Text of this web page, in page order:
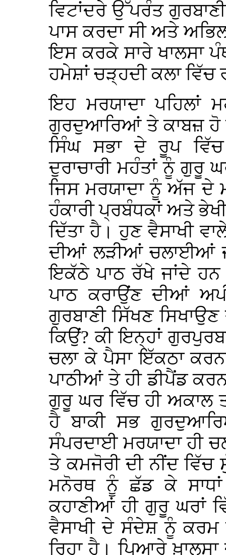
ਵਿਟਾਂਦਰੇ ਉੱਪਰੰਤ
ਪਾਸ ਕਰਦਾ ਸੀ ਅਤੇ
ਇਸ ਕਰਕੇ ਸਾਰੇ ਖਾਲਸਾ
ਹਮੇਸ਼ਾਂ ਚੜ੍ਹਦੀ ਕਲਾ ਵਿੱਚ
ਇਹ ਮਰਯਾਦਾ ਪਹਿਲਾਂ
ਗੁਰਦੁਆਰਿਆਂ ਤੇ ਕਾਬਜ਼ ਹੋ
ਸਿੰਘ ਸਭਾ ਦੇ ਰੂਪ ਵਿੱਚ
ਦੁਰਾਚਾਰੀ ਮਹੰਤਾਂ ਨੂੰ ਗੁਰੂ
ਜਿਸ ਮਰਯਾਦਾ ਨੂੰ ਅੱਜ ਦੇ
ਹੰਕਾਰੀ ਪ੍ਰਬੰਧਕਾਂ ਅਤੇ
ਦਿੱਤਾ ਹੈ। ਹੁਣ ਵੈਸਾਖੀ
ਦੀਆਂ ਲੜੀਆਂ ਚਲਾਈਆਂ
ਇਕੱਠੇ ਪਾਠ ਰੱਖੇ ਜਾਂਦੇ
ਪਾਠ ਕਰਾਉਂਣ ਦੀਆਂ
ਗੁਰਬਾਣੀ ਸਿੱਖਣ
ਕਿਉਂ? ਕੀ ਇਨ੍ਹਾਂ
ਚਲਾ ਕੇ ਪੈਸਾ ਇੱਕਠਾ
ਪਾਠੀਆਂ ਤੇ ਹੀ ਡੀਪੈਂਡ
ਗੁਰੂ ਘਰ ਵਿੱਚ ਹੀ ਅਕਾਲ
ਹੈ ਬਾਕੀ ਸਭ
ਸੰਪਰਦਾਈ ਮਰਯਾਦਾ ਹੀ
ਤੇ ਕਮਜੋਰੀ ਦੀ ਨੀਂਦ
ਮਨੋਰਥ ਨੂੰ ਛੱਡ ਕੇ
ਕਹਾਣੀਆਂ ਹੀ ਗੁਰੂ ਘਰਾਂ
ਵੈਸਾਖੀ ਦੇ ਸੰਦੇਸ਼ ਨੂੰ ਕਰਮ
ਰਿਹਾ ਹੈ। ਪਿਆਰੇ ਖ਼ਾਲਸਾ